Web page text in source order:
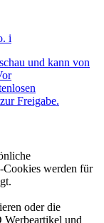
i
und kann von
Freigabe.
Cookies werden für
oder die
Werbeartikel und